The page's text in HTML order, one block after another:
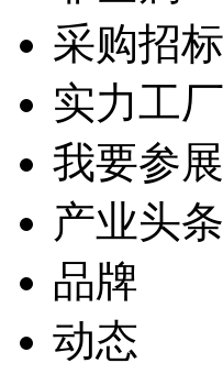
采购招标
实力工厂
我要参展
产业头条
品牌
动态